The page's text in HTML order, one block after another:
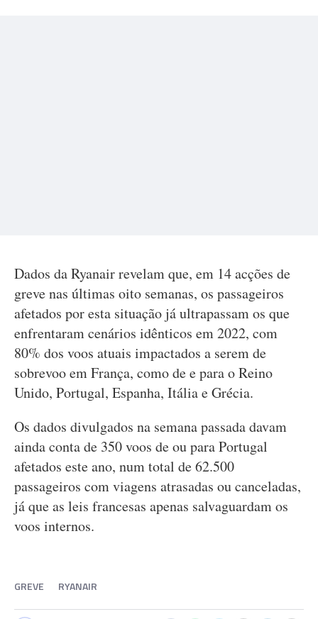
Dados da Ryanair revelam que, em 14 acções de
greve nas últimas oito semanas, os passageiros
afetados por esta situação já ultrapassam os que
enfrentaram cenários idênticos em 2022, com
80% dos voos atuais impactados a serem de
sobrevoo em França, como de e para o Reino
Unido, Portugal, Espanha, Itália e Grécia.
Os dados divulgados na semana passada davam
ainda conta de 350 voos de ou para Portugal
afetados este ano, num total de 62.500
passageiros com viagens atrasadas ou canceladas,
já que as leis francesas apenas salvaguardam os
voos internos.
GREVE RYANAIR